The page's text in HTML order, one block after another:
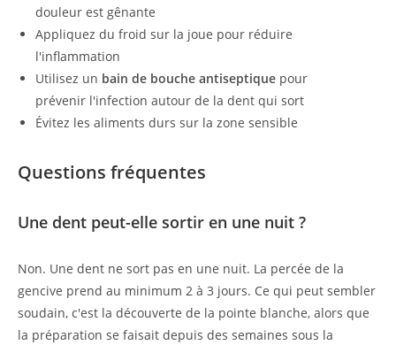
douleur est gênante
Appliquez du froid sur la joue pour réduire
l'inflammation
Utilisez un bain de bouche antiseptique pour
prévenir l'infection autour de la dent qui sort
Évitez les aliments durs sur la zone sensible
Questions fréquentes
Une dent peut-elle sortir en une nuit ?
Non. Une dent ne sort pas en une nuit. La percée de la
gencive prend au minimum 2 à 3 jours. Ce qui peut sembler
soudain, c'est la découverte de la pointe blanche, alors que
la préparation se faisait depuis des semaines sous la